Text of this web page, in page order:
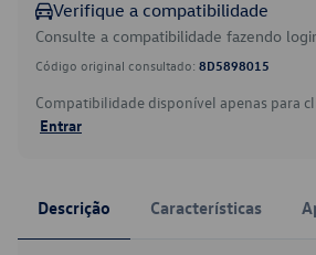
Verifique a compatibilidade
Consulte a compatibilidade fazendo
Código original consultado: 8D5898015
Compatibilidade disponível apenas para
Entrar
Descrição Características